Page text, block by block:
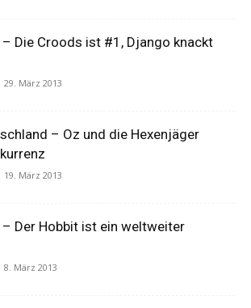
Die Croods ist #1, Django knackt
29. März 2013
– Oz und die Hexenjäger
19. März 2013
Der Hobbit ist ein weltweiter
8. März 2013